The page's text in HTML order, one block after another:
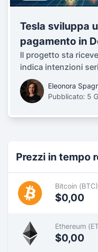
Tesla sviluppa
pagamento in
Il progetto sta
indica intenzioni
Eleonora
Pubblicato: 5
Prezzi in tempo
Bitcoin (BTC)
$0,00
Ethereum
$0,00